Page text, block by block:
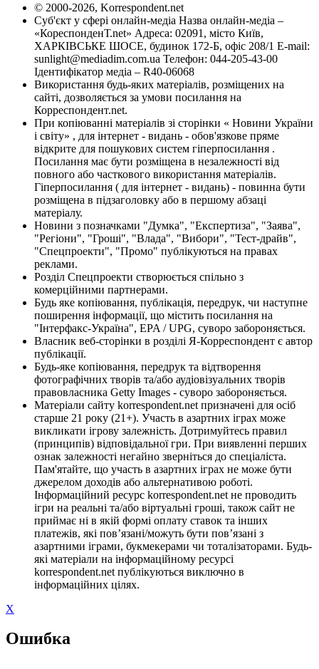
© 2000-2026, Korrespondent.net
Суб'єкт у сфері онлайн-медіа Назва онлайн-медіа –
«КореспонденТ.net» Адреса: 02091, місто Київ,
ХАРКІВСЬКЕ ШОСЕ, будинок 172-Б, офіс 208/1 E-mail:
sunlight@mediadim.com.ua Телефон: 044-205-43-00
Ідентифікатор медіа – R40-06068
Використання будь-яких матеріалів, розміщених на
сайті, дозволяється за умови посилання на
Корреспондент.net.
При копіюванні матеріалів зі сторінки « Новини України
і світу» , для інтернет - видань - обов'язкове пряме
відкрите для пошукових систем гіперпосилання .
Посилання має бути розміщена в незалежності від
повного або часткового використання матеріалів.
Гіперпосилання ( для інтернет - видань) - повинна бути
розміщена в підзаголовку або в першому абзаці
матеріалу.
Новини з позначками "Думка", "Експертиза", "Заява",
"Регіони", "Гроші", "Влада", "Вибори", "Тест-драйв",
"Спецпроекти", "Промо" публікуються на правах
реклами.
Розділ Спецпроекти створюється спільно з
комерційними партнерами.
Будь яке копіювання, публікація, передрук, чи наступне
поширення інформації, що містить посилання на
"Інтерфакс-Україна", EPA / UPG, суворо забороняється.
Власник веб-сторінки в розділі Я-Корреспондент є автор
публікації.
Будь-яке копіювання, передрук та відтворення
фотографічних творів та/або аудіовізуальних творів
правовласника Getty Images - суворо забороняється.
Матеріали сайту korrespondent.net призначені для осіб
старше 21 року (21+). Участь в азартних іграх може
викликати ігрову залежність. Дотримуйтесь правил
(принципів) відповідальної гри. При виявленні перших
ознак залежності негайно зверніться до спеціаліста.
Пам'ятайте, що участь в азартних іграх не може бути
джерелом доходів або альтернативою роботі.
Інформаційний ресурс korrespondent.net не проводить
ігри на реальні та/або віртуальні гроші, також сайт не
приймає ні в якій формі оплату ставок та інших
платежів, які пов’язані/можуть бути пов’язані з
азартними іграми, букмекерами чи тоталізаторами. Будь-
які матеріали на інформаційному ресурсі
korrespondent.net публікуються виключно в
інформаційних цілях.
X
Ошибка